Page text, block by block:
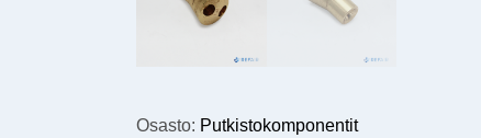
Osasto: Putkistokomponentit